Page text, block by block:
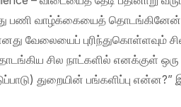
பணி வாழ்க்கையைத்
வேலையைப் புரிந்துகொள்ளவும்
சில நாட்களில் எனக்குள் ஒரு
துறையின் பங்களிப்பு